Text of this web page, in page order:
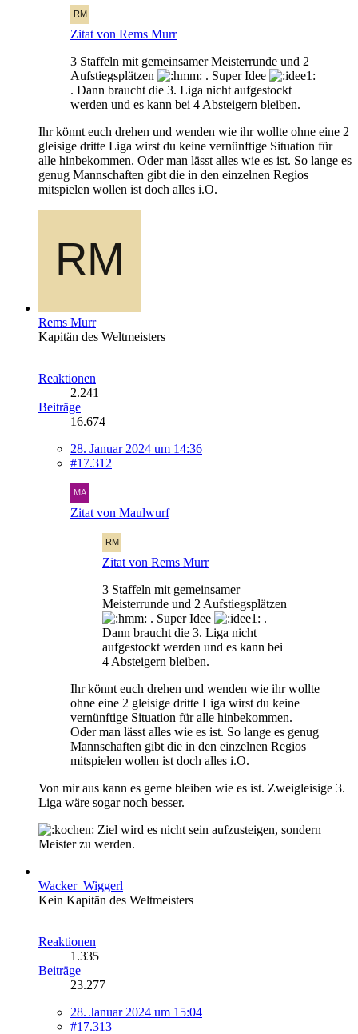
Zitat von Rems Murr
3 Staffeln mit gemeinsamer Meisterrunde und 2
Aufstiegsplätzen
. Super Idee
. Dann braucht die 3. Liga nicht aufgestockt
werden und es kann bei 4 Absteigern bleiben.
Ihr könnt euch drehen und wenden wie ihr wollte ohne eine 2
gleisige dritte Liga wirst du keine vernünftige Situation für
alle hinbekommen. Oder man lässt alles wie es ist. So lange es
genug Mannschaften gibt die in den einzelnen Regios
mitspielen wollen ist doch alles i.O.
Rems Murr
Kapitän des Weltmeisters
Reaktionen
2.241
Beiträge
16.674
28. Januar 2024 um 14:36
#17.312
Zitat von Maulwurf
Zitat von Rems Murr
3 Staffeln mit gemeinsamer
Meisterrunde und 2 Aufstiegsplätzen
. Super Idee
.
Dann braucht die 3. Liga nicht
aufgestockt werden und es kann bei
4 Absteigern bleiben.
Ihr könnt euch drehen und wenden wie ihr wollte
ohne eine 2 gleisige dritte Liga wirst du keine
vernünftige Situation für alle hinbekommen.
Oder man lässt alles wie es ist. So lange es genug
Mannschaften gibt die in den einzelnen Regios
mitspielen wollen ist doch alles i.O.
Von mir aus kann es gerne bleiben wie es ist. Zweigleisige 3.
Liga wäre sogar noch besser.
Ziel wird es nicht sein aufzusteigen, sondern
Meister zu werden.
Wacker_Wiggerl
Kein Kapitän des Weltmeisters
Reaktionen
1.335
Beiträge
23.277
28. Januar 2024 um 15:04
#17.313